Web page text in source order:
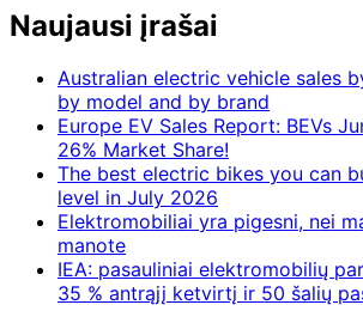
Naujausi įrašai
Australian electric vehicle sales
by model and by brand
Europe EV Sales Report: BEVs
26% Market Share!
The best electric bikes you can
level in July 2026
Elektromobiliai yra pigesni, nei
manote
IEA: pasauliniai elektromobilių
35 % antrąjį ketvirtį ir 50 šalių